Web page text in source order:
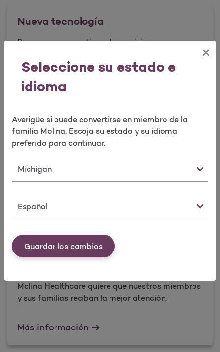
Seleccione su estado e
idioma
×
Averigüe si puede convertirse en miembro de la
familia Molina. Escoja su estado y su idioma
preferido para continuar.
Estado
Idioma
Guardar los cambios
Nueva tecnología
Buscamos nuevos tipos de servicios y nuevas
Más información
Fraude
estándares éticos para los beneficios y servicios
de atención médica de sus miembros.
Más información
Programa de mejoramiento de la
Molina Healthcare quiere que nuestros miembros
y sus familias reciban la mejor atención.
Más información Programa de mejoramiento